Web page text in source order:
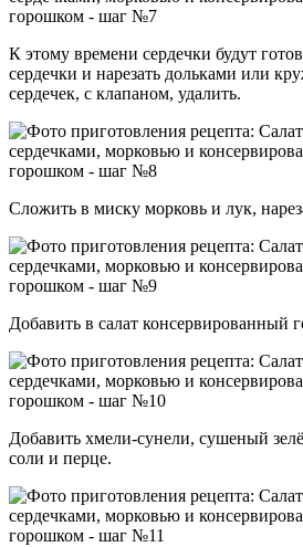
К этому времени сердечки будут
сердечки и нарезать дольками или
сердечек, с клапаном, удалить.
Сложить в миску морковь и лук,
Добавить в салат консервированный
Добавить хмели-сунели, сушеный
соли и перце.